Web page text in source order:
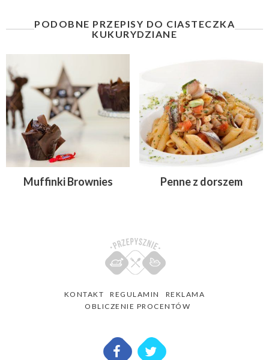
PODOBNE PRZEPISY DO CIASTECZKA
KUKURYDZIANE
Muffinki Brownies Penne z dorszem
KONTAKT REGULAMIN
REKLAMA
OBLICZENIE PROCENTÓW